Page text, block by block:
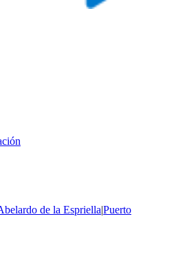
de la Espriella|Puerto